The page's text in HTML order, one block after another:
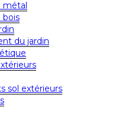
métal
bois
du jardin
sol extérieurs